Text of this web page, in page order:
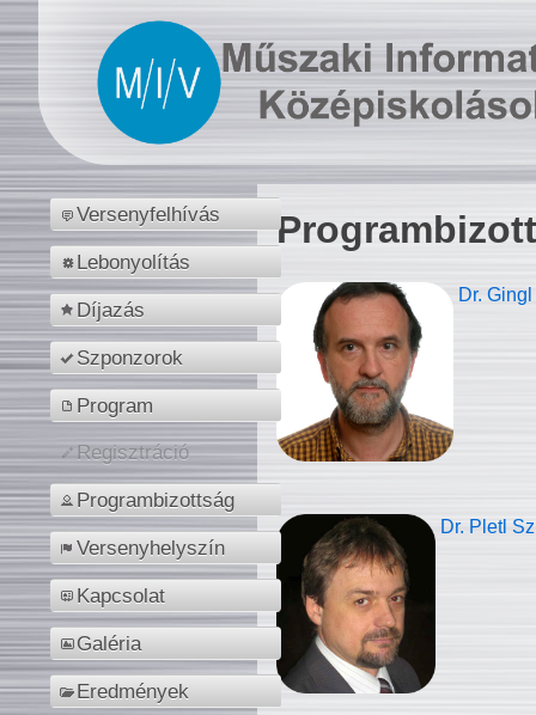
Versenyfelhívás
Lebonyolítás
Díjazás
Szponzorok
Program
Regisztráció
Programbizottság
Versenyhelyszín
Kapcsolat
Galéria
Eredmények
Dr.
Dr. Pletl